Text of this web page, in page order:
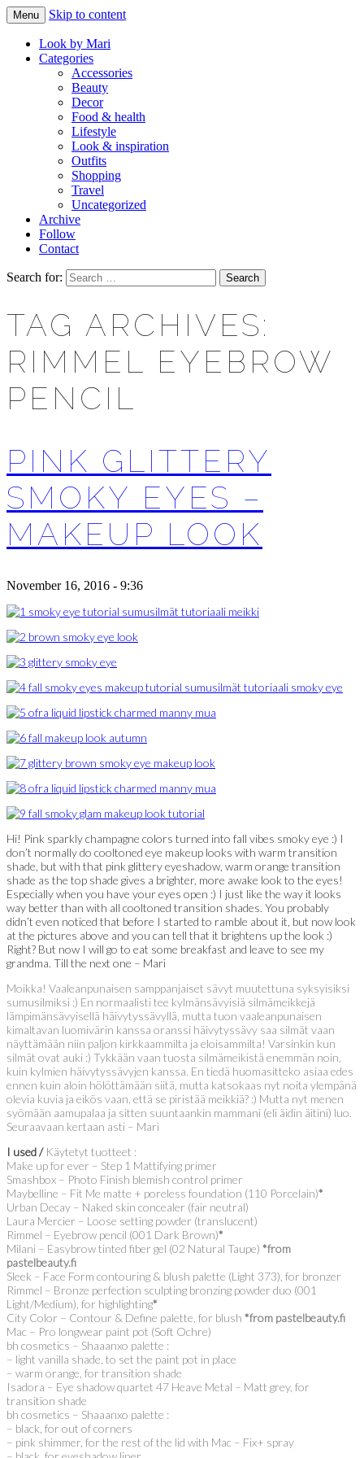
LOOK BY MARI
Makeup & beauty blog
Menu Skip to content
Look by Mari
Categories
Accessories
Beauty
Decor
Food & health
Lifestyle
Look & inspiration
Outfits
Shopping
Travel
Uncategorized
Archive
Follow
Contact
Search for:
TAG ARCHIVES:
RIMMEL EYEBROW
PENCIL
PINK GLITTERY
SMOKY EYES –
MAKEUP LOOK
November 16, 2016 - 9:36
Hi! Pink sparkly champagne colors turned into fall vibes smoky eye :) I
don’t normally do cooltoned eye makeup looks with warm transition
shade, but with that pink glittery eyeshadow, warm orange transition
shade as the top shade gives a brighter, more awake look to the eyes!
Especially when you have your eyes open :) I just like the way it looks
way better than with all cooltoned transition shades. You probably
didn’t even noticed that before I started to ramble about it, but now look
at the pictures above and you can tell that it brightens up the look :)
Right? But now I will go to eat some breakfast and leave to see my
grandma. Till the next one – Mari
Moikka! Vaaleanpunaisen samppanjaiset sävyt muutettuna syksyisiksi
sumusilmiksi :) En normaalisti tee kylmänsävyisiä silmämeikkejä
lämpimänsävyisellä häivytyssävyllä, mutta tuon vaaleanpunaisen
kimaltavan luomivärin kanssa oranssi häivytyssävy saa silmät vaan
näyttämään niin paljon kirkkaammilta ja eloisammilta! Varsinkin kun
silmät ovat auki :) Tykkään vaan tuosta silmämeikistä enemmän noin,
kuin kylmien häivytyssävyjen kanssa. En tiedä huomasitteko asiaa edes
ennen kuin aloin hölöttämään siitä, mutta katsokaas nyt noita ylempänä
olevia kuvia ja eikös vaan, että se piristää meikkiä? :) Mutta nyt menen
syömään aamupalaa ja sitten suuntaankin mammani (eli äidin äitini) luo.
Seuraavaan kertaan asti – Mari
I used / Käytetyt tuotteet :
Make up for ever – Step 1 Mattifying primer
Smashbox – Photo Finish blemish control primer
Maybelline – Fit Me matte + poreless foundation (110 Porcelain)*
Urban Decay – Naked skin concealer (fair neutral)
Laura Mercier – Loose setting powder (translucent)
Rimmel – Eyebrow pencil (001 Dark Brown)*
Milani – Easybrow tinted fiber gel (02 Natural Taupe) *from
pastelbeauty.fi
Sleek – Face Form contouring & blush palette (Light 373), for bronzer
Rimmel – Bronze perfection sculpting bronzing powder duo (001
Light/Medium), for highlighting*
City Color – Contour & Define palette, for blush *from pastelbeauty.fi
Mac – Pro longwear paint pot (Soft Ochre)
bh cosmetics – Shaaanxo palette :
– light vanilla shade, to set the paint pot in place
– warm orange, for transition shade
Isadora – Eye shadow quartet 47 Heave Metal – Matt grey, for
transition shade
bh cosmetics – Shaaanxo palette :
– black, for out of corners
– pink shimmer, for the rest of the lid with Mac – Fix+ spray